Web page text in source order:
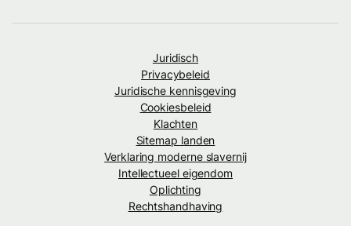
Juridisch
Privacybeleid
Juridische kennisgeving
Cookiesbeleid
Klachten
Sitemap landen
Verklaring moderne slavernij
Intellectueel eigendom
Oplichting
Rechtshandhaving